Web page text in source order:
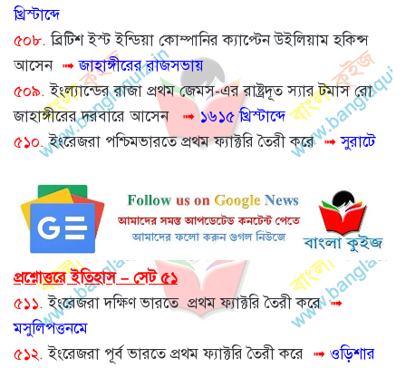
খ্রিস্টাব্দে
৫০৮. ব্রিটিশ ইস্ট ইন্ডিয়া কোম্পানির ক্যাপ্টেন উইলিয়াম হকিন্স
আসেন ➟জাহাঙ্গীরের রাজসভায়
৫০৯. ইংল্যান্ডের রাজা প্রথম জেমস-এর রাষ্ট্রদূত স্যার টমাস রো
জাহাঙ্গীরের দরবারে আসেন ➟১৬১৫ খ্রিস্টাব্দে
৫১০.ইংরেজরা পশ্চিমভারতে প্রথম ফ্যাক্টরি তৈরী করে➟সুরাটে
প্রশ্নোত্তরে ইতিহাস – সেট ৫১
৫১১. ইংরেজরা দক্ষিণ ভারতে প্রথম ফ্যাক্টরি তৈরী করে➟
মসুলিপত্তনমে
৫১২. ইংরেজরা পূর্ব ভারতে প্রথম ফ্যাক্টরি তৈরী করে ➟ ওড়িশার